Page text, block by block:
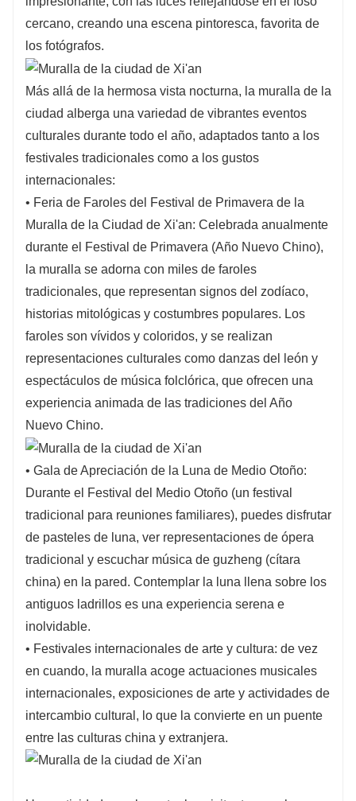
cercano, creando una escena pintoresca, favorita de
los fotógrafos.
Más allá de la hermosa vista nocturna, la muralla de la
ciudad alberga una variedad de vibrantes eventos
culturales durante todo el año, adaptados tanto a los
festivales tradicionales como a los gustos
internacionales:
• Feria de Faroles del Festival de Primavera de la
Muralla de la Ciudad de Xi'an: Celebrada anualmente
durante el Festival de Primavera (Año Nuevo Chino),
la muralla se adorna con miles de faroles
tradicionales, que representan signos del zodíaco,
historias mitológicas y costumbres populares. Los
faroles son vívidos y coloridos, y se realizan
representaciones culturales como danzas del león y
espectáculos de música folclórica, que ofrecen una
experiencia animada de las tradiciones del Año
Nuevo Chino.
• Gala de Apreciación de la Luna de Medio Otoño:
Durante el Festival del Medio Otoño (un festival
tradicional para reuniones familiares), puedes disfrutar
de pasteles de luna, ver representaciones de ópera
tradicional y escuchar música de guzheng (cítara
china) en la pared. Contemplar la luna llena sobre los
antiguos ladrillos es una experiencia serena e
inolvidable.
• Festivales internacionales de arte y cultura: de vez
en cuando, la muralla acoge actuaciones musicales
internacionales, exposiciones de arte y actividades de
intercambio cultural, lo que la convierte en un puente
entre las culturas china y extranjera.